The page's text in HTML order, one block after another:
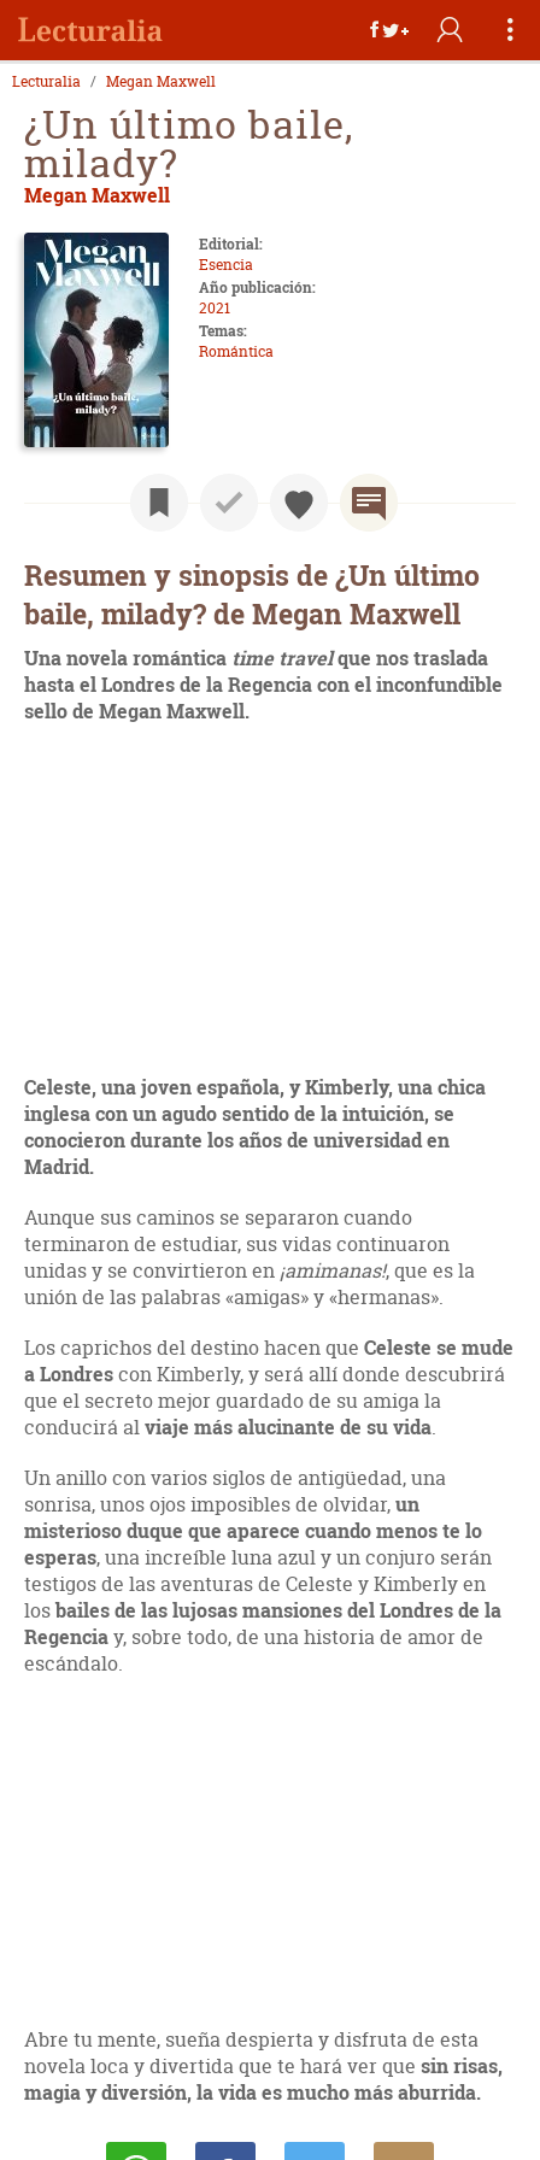
Lecturalia Megan Maxwell
¿Un último baile,
milady?
Megan Maxwell
Editorial:
Esencia
Año publicación:
2021
Temas:
Romántica
Resumen y sinopsis de ¿Un último
baile, milady? de Megan Maxwell
Una novela romántica time travelque nos traslada
hasta el Londres de la Regencia con el inconfundible
sello de Megan Maxwell.
Celeste, una joven española, y Kimberly, una chica
inglesacon un agudo sentido de la intuición, se
conocieron durante los años de universidad en
Madrid.
Aunque sus caminos se separaron cuando
terminaron de estudiar, sus vidas continuaron
unidas y se convirtieron en ¡amimanas!, que es la
unión de las palabras «amigas» y «hermanas».
Los caprichos del destino hacen que Celeste se mude
a Londrescon Kimberly, y será allí donde descubrirá
que el secreto mejor guardado de su amiga la
conducirá alviaje más alucinante de su vida.
Un anillo con varios siglos de antigüedad, una
sonrisa, unos ojos imposibles de olvidar,un
misterioso duque que aparece cuando menos te lo
esperas, una increíble luna azul y un conjuro serán
testigos de las aventuras de Celeste y Kimberly en
losbailes de las lujosas mansiones del Londres de la
Regenciay, sobre todo, de una historia de amor de
escándalo.
Abre tu mente, sueña despierta y disfruta de esta
novela loca y divertida que te hará ver que sin risas,
magia y diversión, la vida es mucho más aburrida.